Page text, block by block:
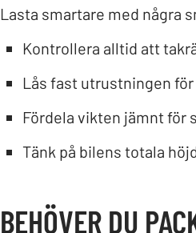
Lasta smartare med några
Kontrollera alltid att
Lås fast utrustningen
Fördela vikten jämnt för
Tänk på bilens totala
BEHÖVER DU